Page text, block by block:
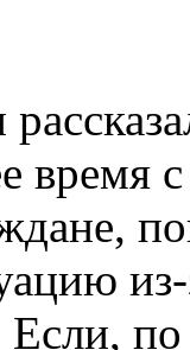
время
Если,